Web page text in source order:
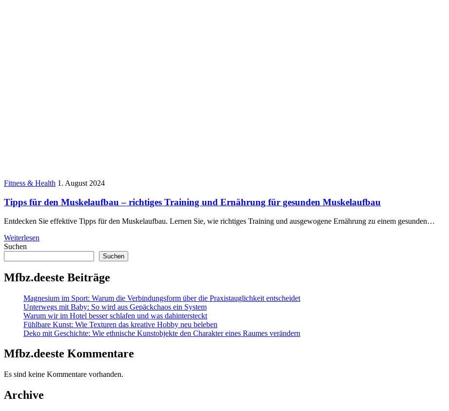
Fitness & Health 1. August 2024
Tipps für den Muskelaufbau – richtiges Training und Ernährung für gesunden Muskelaufbau
Entdecken Sie effektive Tipps für den Muskelaufbau. Lernen Sie, wie richtiges Training und ausgewogene Ernährung zu einem gesunden…
Weiterlesen
Suchen
Suchen
Mfbz.deeste Beiträge
Magnesium im Sport: Warum die Verbindungsform über die Praxistauglichkeit entscheidet
Unterwegs mit Baby: So wird aus Gepäckchaos ein System
Warum wir im Hotel besser schlafen und was dahintersteckt
Fühlbare Kunst: Wie Texturen das kreative Hobby neu beleben
Deko mit Geschichte: Wie ethnische Kunstobjekte den Charakter eines Raumes verändern
Mfbz.deeste Kommentare
Es sind keine Kommentare vorhanden.
Archive